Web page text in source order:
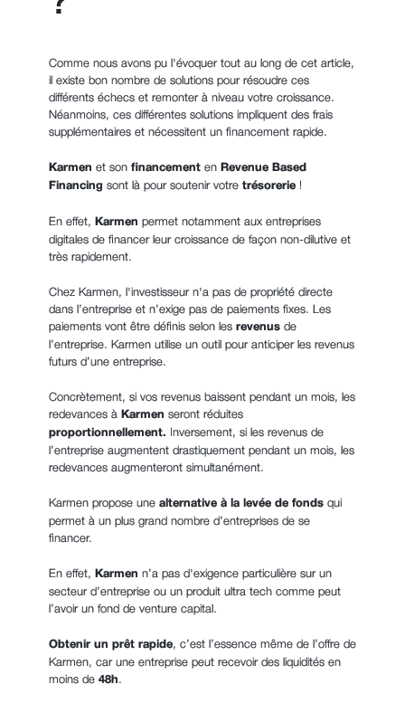
Comme nous avons pu l'évoquer tout au long de cet article,
il existe bon nombre de solutions pour résoudre ces
différents échecs et remonter à niveau votre croissance.
Néanmoins, ces différentes solutions impliquent des frais
supplémentaires et nécessitent un financement rapide.
Karmen et son financement en
Revenue Based
Financing sont là pour soutenir votre trésorerie !
En effet, Karmen permet notamment aux entreprises
digitales de financer leur croissance de façon non-dilutive et
très rapidement.
Chez Karmen, l'investisseur n'a pas de propriété directe
dans l’entreprise et n’exige pas de paiements fixes. Les
paiements vont être définis selon les revenus de
l’entreprise. Karmen utilise un outil pour anticiper les revenus
futurs d’une entreprise.
Concrètement, si vos revenus baissent pendant un mois, les
redevances à
Karmen seront réduites
proportionnellement.
Inversement, si les revenus de
l’entreprise augmentent drastiquement pendant un mois, les
redevances augmenteront simultanément.
Karmen propose une alternative à la levée de fonds qui
permet à un plus grand nombre d’entreprises de se
financer.
En effet, Karmen n’a pas d'exigence particulière sur un
secteur d’entreprise ou un produit ultra tech comme peut
l’avoir un fond de venture capital.
Obtenir un prêt rapide, c’est l’essence même de l’offre de
Karmen, car une entreprise peut recevoir des liquidités en
moins de 48h.